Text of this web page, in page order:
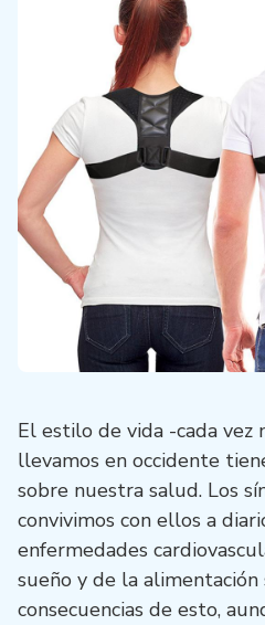
El estilo de vida -cada vez
llevamos en occidente
sobre nuestra salud. Los
convivimos con ellos a
enfermedades
sueño y de la alimentación
consecuencias de esto,